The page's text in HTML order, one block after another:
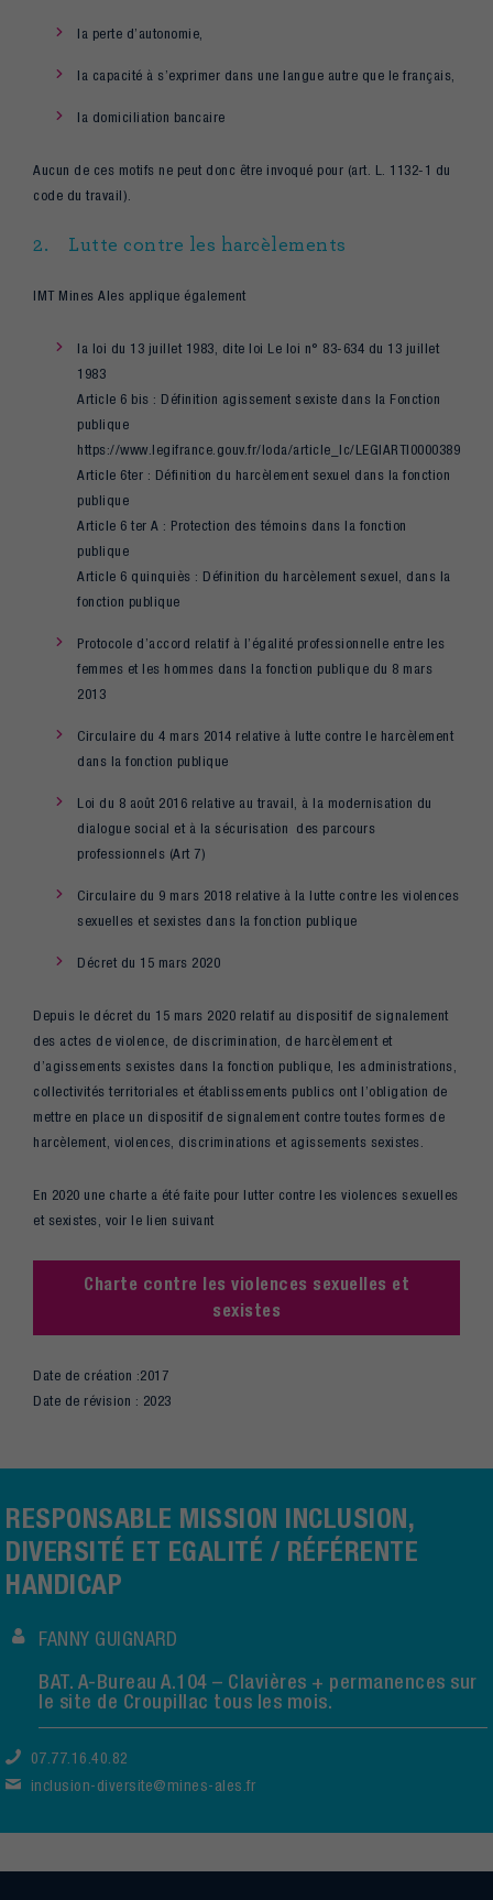
la perte d’autonomie,
la capacité à s’exprimer dans une langue autre que le français,
la domiciliation bancaire
Aucun de ces motifs ne peut donc être invoqué pour (art. L. 1132-1 du
code du travail).
2. Lutte contre les harcèlements
IMT Mines Ales applique également
la loi du 13 juillet 1983, dite loi Le loi n° 83-634 du 13 juillet
1983
Article 6 bis : Définition agissement sexiste dans la Fonction
publique
https://www.legifrance.gouv.fr/loda/article_lc/
Article 6ter : Définition du harcèlement sexuel dans la fonction
publique
Article 6 ter A : Protection des témoins dans la fonction
publique
Article 6 quinquiès : Définition du harcèlement sexuel, dans la
fonction publique
Protocole d’accord relatif à l’égalité professionnelle entre les
femmes et les hommes dans la fonction publique du 8 mars
2013
Circulaire du 4 mars 2014 relative à lutte contre le harcèlement
dans la fonction publique
Loi du 8 août 2016 relative au travail, à la modernisation du
dialogue social et à la sécurisation des parcours
professionnels (Art 7)
Circulaire du 9 mars 2018 relative à la lutte contre les violences
sexuelles et sexistes dans la fonction publique
Décret du 15 mars 2020
Depuis le décret du 15 mars 2020 relatif au dispositif de signalement
des actes de violence, de discrimination, de harcèlement et
d’agissements sexistes dans la fonction publique, les administrations,
collectivités territoriales et établissements publics ont l’obligation de
mettre en place un dispositif de signalement contre toutes formes de
harcèlement, violences, discriminations et agissements sexistes.
En 2020 une charte a été faite pour lutter contre les violences sexuelles
et sexistes, voir le lien suivant
Charte contre les violences sexuelles et
sexistes
Date de création :2017
Date de révision : 2023
RESPONSABLE MISSION INCLUSION,
DIVERSITÉ ET EGALITÉ / RÉFÉRENTE
HANDICAP
FANNY GUIGNARD
BAT. A-Bureau A.104 – Clavières + permanences sur
le site de Croupillac tous les mois.
07.77.16.40.82
inclusion-diversite@mines-ales.fr